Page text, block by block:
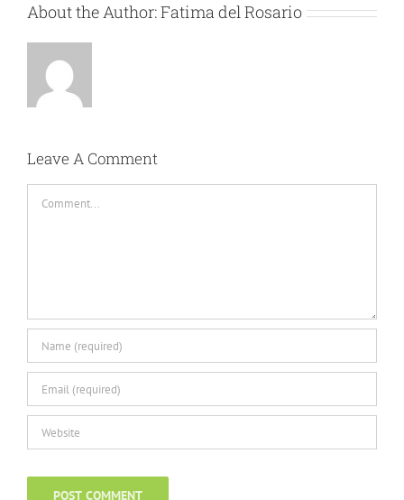
About the Author:Fatima del Rosario
Leave A Comment